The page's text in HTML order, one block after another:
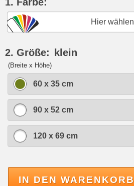
Hier wählen
2. Größe: klein
(Breite x Höhe)
60 x 35 cm
90 x 52 cm
120 x 69 cm
IN DEN WARENKORB